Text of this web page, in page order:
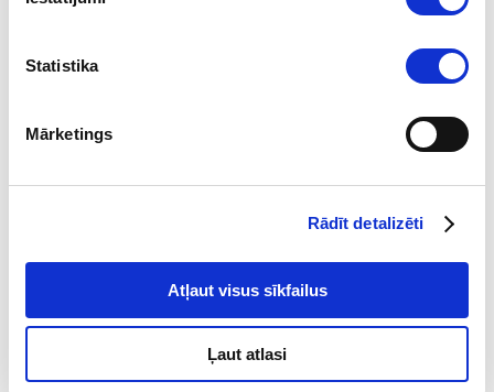
Statistika
Mārketings
Rādīt detalizēti
Atļaut visus sīkfailus
Ļaut atlasi
Galvenais par sankcijām 2026. gada 2.